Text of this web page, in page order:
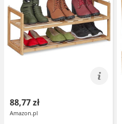
88,77 zł
Amazon.pl